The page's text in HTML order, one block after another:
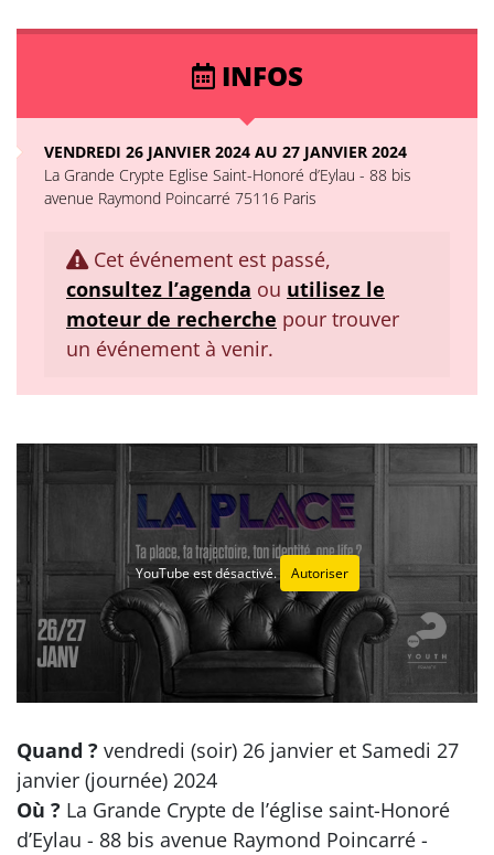
INFOS
VENDREDI 26 JANVIER 2024 AU 27 JANVIER 2024
La Grande Crypte Eglise Saint-Honoré d’Eylau - 88 bis
avenue Raymond Poincarré 75116 Paris
Cet événement est passé,
consultez l’agenda ou utilisez le
moteur de recherche pour trouver
un événement à venir.
YouTube est désactivé. Autoriser
Quand ? vendredi (soir) 26 janvier et Samedi 27
janvier (journée) 2024
Où ? La Grande Crypte de l’église saint-Honoré
d’Eylau - 88 bis avenue Raymond Poincarré -